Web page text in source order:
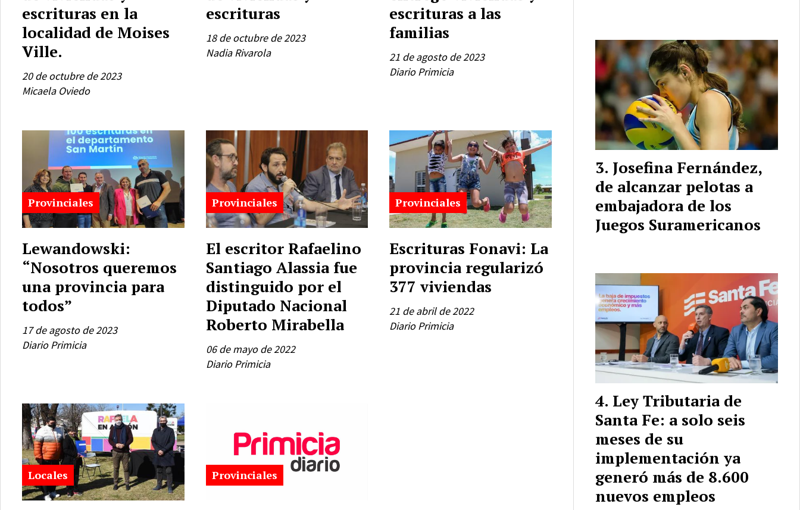
escrituras en la
localidad de Moises
Ville.
Micaela Oviedo
20 de octubre de 2023
escrituras
Nadia Rivarola
18 de octubre de 2023
escrituras a las
familias
Diario Primicia
21 de agosto de 2023
Lewandowski:
“Nosotros queremos
una provincia para
todos”
Diario Primicia
Provinciales
17 de agosto de 2023
El escritor Rafaelino
Santiago Alassia fue
distinguido por el
Diputado Nacional
Roberto Mirabella
Diario Primicia
Provinciales
06 de mayo de 2022
Escrituras Fonavi: La
provincia regularizó
377 viviendas
Diario Primicia
Provinciales
21 de abril de 2022
Locales Provinciales
Josefina Fernández,
de alcanzar pelotas a
embajadora de los
Juegos Suramericanos
Ley Tributaria de
Santa Fe: a solo seis
meses de su
implementación ya
generó más de 8.600
nuevos empleos